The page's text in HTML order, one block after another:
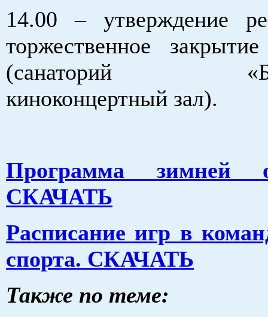
14.00 – утверждение
торжественное
(санаторий
киноконцертный зал).
Программа зимней
СКАЧАТЬ
Расписание игр в
спорта. СКАЧАТЬ
Также по теме: